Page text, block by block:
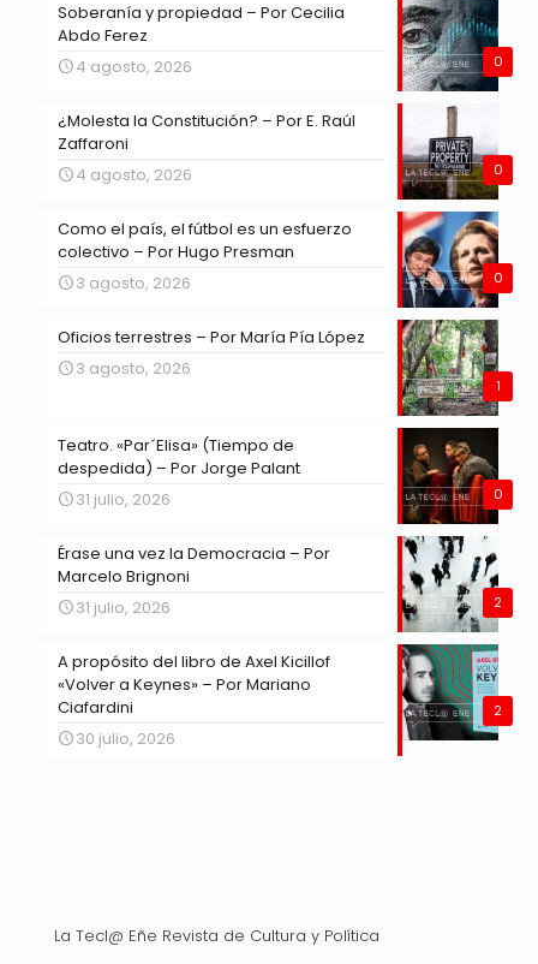
0
Soberanía y propiedad – Por Cecilia
Abdo Ferez
4 agosto, 2026
0
¿Molesta la Constitución? – Por E. Raúl
Zaffaroni
4 agosto, 2026
0
Como el país, el fútbol es un esfuerzo
colectivo – Por Hugo Presman
3 agosto, 2026
1
Oficios terrestres – Por María Pía López
3 agosto, 2026
0
Teatro. «Par´Elisa» (Tiempo de
despedida) – Por Jorge Palant
31 julio, 2026
2
Érase una vez la Democracia – Por
Marcelo Brignoni
31 julio, 2026
2
A propósito del libro de Axel Kicillof
«Volver a Keynes» – Por Mariano
Ciafardini
30 julio, 2026
La Tecl@ Eñe Revista de Cultura y Política